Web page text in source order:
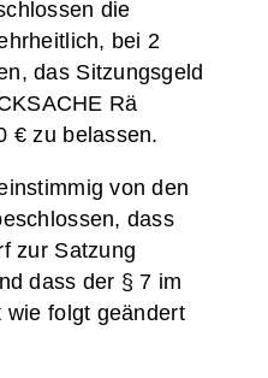
die
bei 2
das Sitzungsgeld
Rä
€ zu belassen.
von den
dass
zur Satzung
dass der § 7 im
wie folgt geändert